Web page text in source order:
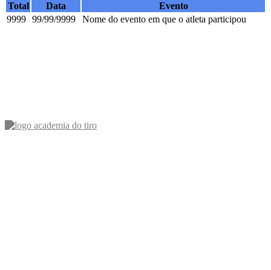
Total
Data
Evento
9999 99/99/9999 Nome do evento em que o atleta participou